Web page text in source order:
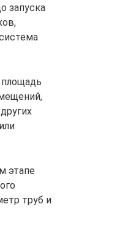
запуска
этапе
труб и